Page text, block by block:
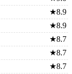
★8.9
★8.9
★8.7
★8.7
★8.7